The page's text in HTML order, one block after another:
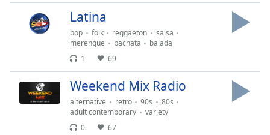
the
window.
Opacity
Latina
pop folk reggaeton
salsa
merengue
bachata
balada
1
69
Weekend Mix Radio
alternative retro 90s
80s
adult contemporary
variety
0
67